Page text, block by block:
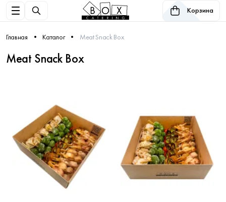
Корзина
Главная Каталог Meat Snack Box
Meat Snack Box